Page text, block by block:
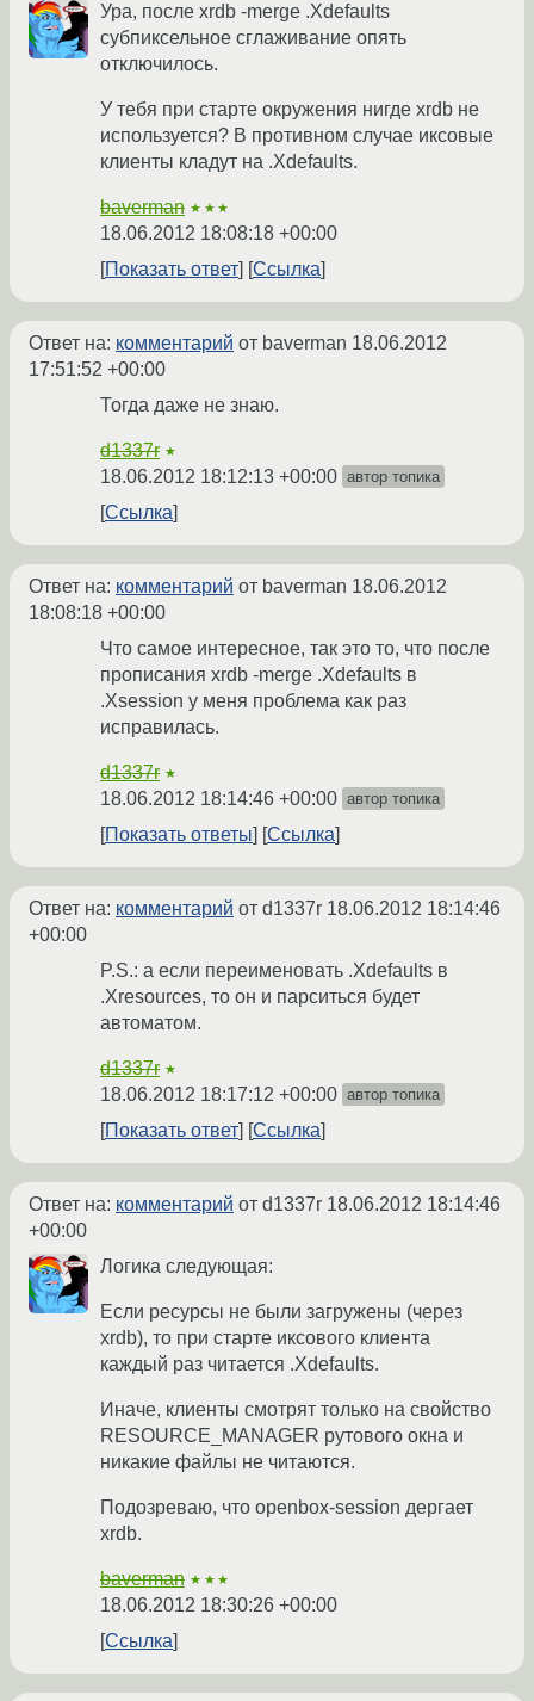
Ура, после xrdb -merge .Xdefaults
субпиксельное сглаживание опять
отключилось.
У тебя при старте окружения нигде xrdb не
используется? В противном случае иксовые
клиенты кладут на .Xdefaults.
baverman ★★★
18.06.2012 18:08:18 +00:00
Показать ответ
Ссылка
Ответ на: комментарий от baverman 18.06.2012
17:51:52 +00:00
Тогда даже не знаю.
d1337r ★
18.06.2012 18:12:13 +00:00 автор топика
Ссылка
Ответ на: комментарий от baverman 18.06.2012
18:08:18 +00:00
Что самое интересное, так это то, что после
прописания xrdb -merge .Xdefaults в
.Xsession у меня проблема как раз
исправилась.
d1337r ★
18.06.2012 18:14:46 +00:00 автор топика
Показать ответы Ссылка
Ответ на: комментарий от d1337r 18.06.2012 18:14:46
+00:00
P.S.: а если переименовать .Xdefaults в
.Xresources, то он и парситься будет
автоматом.
d1337r ★
18.06.2012 18:17:12 +00:00 автор топика
Показать ответ Ссылка
Ответ на: комментарий от d1337r 18.06.2012 18:14:46
+00:00
Логика следующая:
Если ресурсы не были загружены (через
xrdb), то при старте иксового клиента
каждый раз читается .Xdefaults.
Иначе, клиенты смотрят только на свойство
RESOURCE_MANAGER рутового окна и
никакие файлы не читаются.
Подозреваю, что openbox-session дергает
xrdb.
baverman ★★★
18.06.2012 18:30:26 +00:00
Ссылка